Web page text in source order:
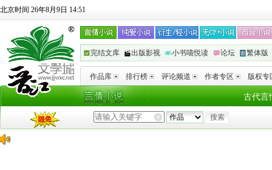
北京时间 26年8月9日 14:51
完结文库 出版影视 小书喵悦读 论坛 繁体版
作品库 排行榜 评论频道 作者专区 版权专
古代言